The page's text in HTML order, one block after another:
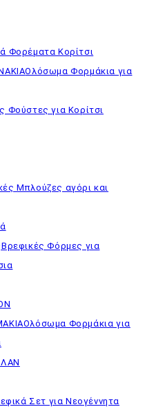
Φορέματα Κορίτσι
Ολόσωμα Φορμάκια για
Φούστες για Κορίτσι
Μπλούζες αγόρι και
Βρεφικές Φόρμες για
Ολόσωμα Φορμάκια για
Σετ για Νεογέννητα